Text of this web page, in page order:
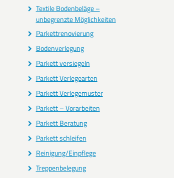
Textile Bodenbeläge –
unbegrenzte Möglichkeiten
Parkettrenovierung
Bodenverlegung
Parkett versiegeln
Parkett Verlegearten
Parkett Verlegemuster
Parkett – Vorarbeiten
Parkett Beratung
Parkett schleifen
Reinigung/Einpflege
Treppenbelegung